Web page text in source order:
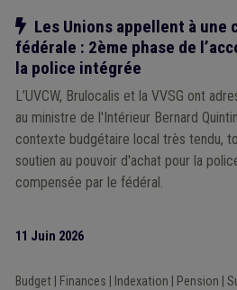
Notre action
Les Unions appellent à une
fédérale : 2ème phase de
la police intégrée
L’UVCW, Brulocalis et la VVSG ont
au ministre de l'Intérieur Bernard
contexte budgétaire local très tendu,
soutien au pouvoir d'achat pour la
compensée par le fédéral.
11 Juin 2026
Budget| Finances Indexation Pension